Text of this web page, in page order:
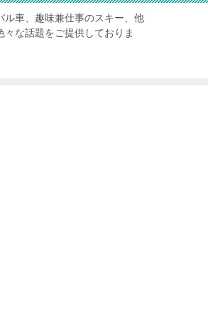
ル車、趣味兼仕事のスキー、他
な話題をご提供しておりま